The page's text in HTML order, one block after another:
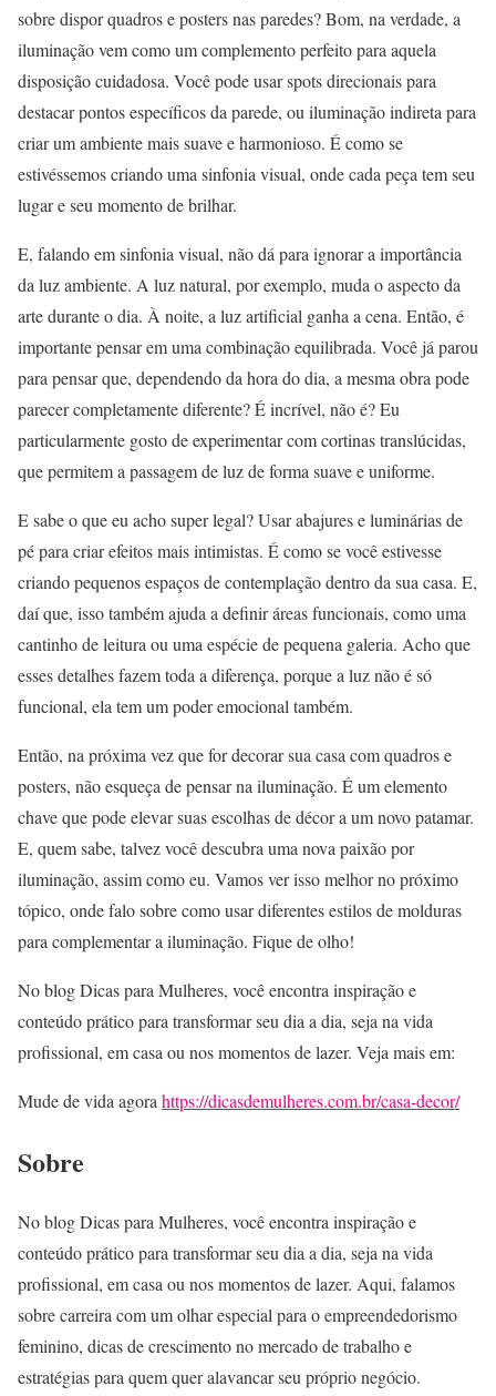
sobre dispor quadros e posters nas paredes? Bom, na verdade, a
iluminação vem como um complemento perfeito para aquela
disposição cuidadosa. Você pode usar spots direcionais para
destacar pontos específicos da parede, ou iluminação indireta para
criar um ambiente mais suave e harmonioso. É como se
estivéssemos criando uma sinfonia visual, onde cada peça tem seu
lugar e seu momento de brilhar.
E, falando em sinfonia visual, não dá para ignorar a importância
da luz ambiente. A luz natural, por exemplo, muda o aspecto da
arte durante o dia. À noite, a luz artificial ganha a cena. Então, é
importante pensar em uma combinação equilibrada. Você já parou
para pensar que, dependendo da hora do dia, a mesma obra pode
parecer completamente diferente? É incrível, não é? Eu
particularmente gosto de experimentar com cortinas translúcidas,
que permitem a passagem de luz de forma suave e uniforme.
E sabe o que eu acho super legal? Usar abajures e luminárias de
pé para criar efeitos mais intimistas. É como se você estivesse
criando pequenos espaços de contemplação dentro da sua casa. E,
daí que, isso também ajuda a definir áreas funcionais, como uma
cantinho de leitura ou uma espécie de pequena galeria. Acho que
esses detalhes fazem toda a diferença, porque a luz não é só
funcional, ela tem um poder emocional também.
Então, na próxima vez que for decorar sua casa com quadros e
posters, não esqueça de pensar na iluminação. É um elemento
chave que pode elevar suas escolhas de décor a um novo patamar.
E, quem sabe, talvez você descubra uma nova paixão por
iluminação, assim como eu. Vamos ver isso melhor no próximo
tópico, onde falo sobre como usar diferentes estilos de molduras
para complementar a iluminação. Fique de olho!
No blog Dicas para Mulheres, você encontra inspiração e
conteúdo prático para transformar seu dia a dia, seja na vida
profissional, em casa ou nos momentos de lazer. Veja mais em:
Mude de vida agora https://dicasdemulheres.com.br/casa-decor/
Sobre
No blog Dicas para Mulheres, você encontra inspiração e
conteúdo prático para transformar seu dia a dia, seja na vida
profissional, em casa ou nos momentos de lazer. Aqui, falamos
sobre carreira com um olhar especial para o empreendedorismo
feminino, dicas de crescimento no mercado de trabalho e
estratégias para quem quer alavancar seu próprio negócio.